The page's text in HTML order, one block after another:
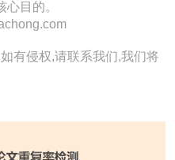
目的。
有侵权,请联系我们,我们将